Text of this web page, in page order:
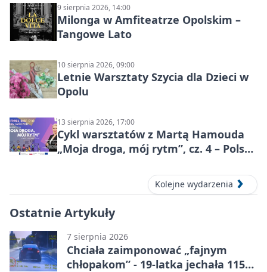
9 sierpnia 2026, 14:00
Milonga w Amfiteatrze Opolskim –
Tangowe Lato
10 sierpnia 2026, 09:00
Letnie Warsztaty Szycia dla Dzieci w
Opolu
13 sierpnia 2026, 17:00
Cykl warsztatów z Martą Hamouda
„Moja droga, mój rytm”, cz. 4 – Polska
Kolejne wydarzenia
Ostatnie Artykuły
7 sierpnia 2026
Chciała zaimponować „fajnym
chłopakom” - 19-latka jechała 115